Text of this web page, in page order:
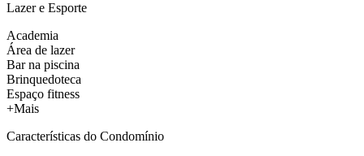
Lazer e Esporte
Academia
Área de lazer
Bar na piscina
Brinquedoteca
Espaço fitness
+Mais
Características do Condomínio